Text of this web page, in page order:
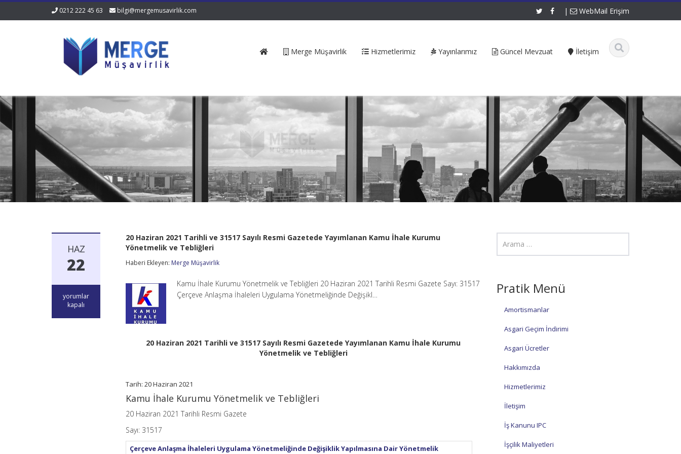
0212 222 45 63 bilgi@mergemusavirlik.com | WebMail Erişim
Merge Müşavirlik Hizmetlerimiz Yayınlarımız Güncel Mevzuat İletişim
HAZ
22
20
Haziran
yorumlar
kapalı
20 Haziran 2021 Tarihli ve 31517 Sayılı Resmi Gazetede Yayımlanan Kamu İhale Kurumu
Yönetmelik ve Tebliğleri
Haberi Ekleyen: Merge Müşavirlik
Kamu İhale Kurumu Yönetmelik ve Tebliğleri 20 Haziran 2021 Tarihli Resmi Gazete Sayı: 31517
Çerçeve Anlaşma İhaleleri Uygulama Yönetmeliğinde Değişikl…
20 Haziran 2021 Tarihli ve 31517 Sayılı Resmi Gazetede Yayımlanan Kamu İhale Kurumu
Yönetmelik ve Tebliğleri
Tarih: 20 Haziran 2021
Kamu İhale Kurumu Yönetmelik ve Tebliğleri
20 Haziran 2021 Tarihli Resmi Gazete
Sayı: 31517
Çerçeve Anlaşma İhaleleri Uygulama Yönetmeliğinde Değişiklik Yapılmasına Dair Yönetmelik
Pratik Menü
Amortismanlar
Asgari Geçim İndirimi
Asgari Ücretler
Hakkımızda
Hizmetlerimiz
İletişim
İş Kanunu IPC
İşçilik Maliyetleri